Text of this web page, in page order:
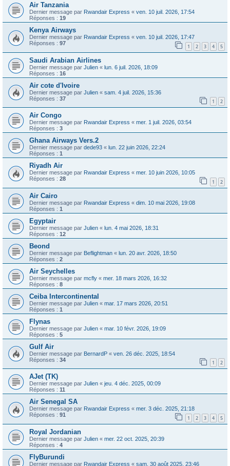
Air Tanzania
Dernier message par Rwandair Express « ven. 10 juil. 2026, 17:54
Réponses : 19
Kenya Airways
Dernier message par Rwandair Express « ven. 10 juil. 2026, 17:47
Réponses : 97 1 2 3 4 5
Saudi Arabian Airlines
Dernier message par Julien « lun. 6 juil. 2026, 18:09
Réponses : 16
Air cote d'Ivoire
Dernier message par Julien « sam. 4 juil. 2026, 15:36
Réponses : 37 1 2
Air Congo
Dernier message par Rwandair Express « mer. 1 juil. 2026, 03:54
Réponses : 3
Ghana Airways Vers.2
Dernier message par dede93 « lun. 22 juin 2026, 22:24
Réponses : 1
Riyadh Air
Dernier message par Rwandair Express « mer. 10 juin 2026, 10:05
Réponses : 28 1 2
Air Cairo
Dernier message par Rwandair Express « dim. 10 mai 2026, 19:08
Réponses : 1
Egyptair
Dernier message par Julien « lun. 4 mai 2026, 18:31
Réponses : 12
Beond
Dernier message par Beflightman « lun. 20 avr. 2026, 18:50
Réponses : 2
Air Seychelles
Dernier message par mcfly « mer. 18 mars 2026, 16:32
Réponses : 8
Ceiba Intercontinental
Dernier message par Julien « mar. 17 mars 2026, 20:51
Réponses : 1
Flynas
Dernier message par Julien « mar. 10 févr. 2026, 19:09
Réponses : 5
Gulf Air
Dernier message par BernardP « ven. 26 déc. 2025, 18:54
Réponses : 34 1 2
AJet (TK)
Dernier message par Julien « jeu. 4 déc. 2025, 00:09
Réponses : 11
Air Senegal SA
Dernier message par Rwandair Express « mer. 3 déc. 2025, 21:18
Réponses : 91 1 2 3 4 5
Royal Jordanian
Dernier message par Julien « mer. 22 oct. 2025, 20:39
Réponses : 4
FlyBurundi
Dernier message par Rwandair Express « sam. 30 août 2025, 23:46